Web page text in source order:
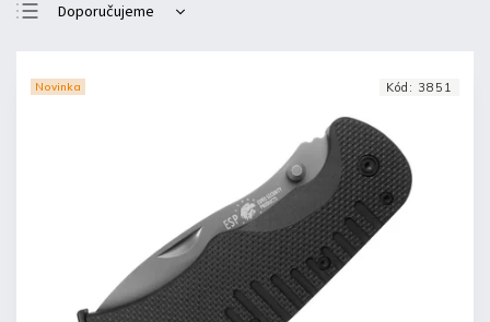
Doporučujeme
Nejdražší
Novinka Kód: 3851